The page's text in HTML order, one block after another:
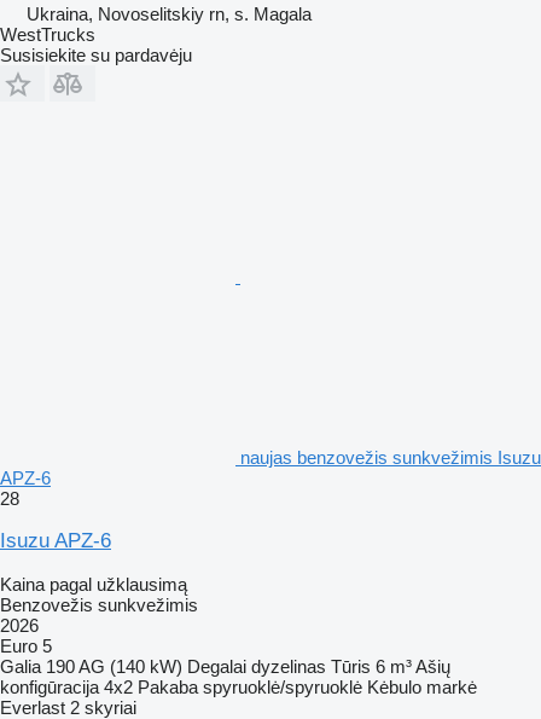
Ukraina, Novoselitskiy rn, s. Magala
WestTrucks
Susisiekite su pardavėju
naujas benzovežis sunkvežimis Isuzu
APZ-6
28
Isuzu APZ-6
Kaina pagal užklausimą
Benzovežis sunkvežimis
2026
Euro 5
Galia 190 AG (140 kW) Degalai dyzelinas Tūris 6 m³Ašių
konfigūracija 4x2 Pakaba spyruoklė/spyruoklė Kėbulo markė
Everlast 2 skyriai